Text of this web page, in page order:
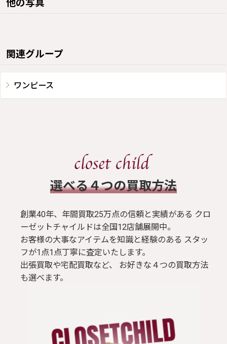
他の写真
関連グループ
ワンピース
​選べる４つの買取方法
創業40年、年間買取25万点の信頼と実績がある クロ
ーゼットチャイルドは全国12店舗展開中。
お客様の大事なアイテムを知識と経験のある スタッ
フが1点1点丁寧に査定いたします。
出張買取や宅配買取など、 お好きな４つの買取方法
も選べます。